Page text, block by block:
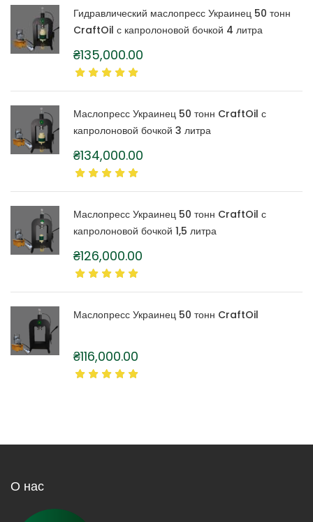
Гидравлический маслопресс Украинец 50 тонн
CraftOil с капролоновой бочкой 4 литра
₴135,000.00
Маслопресс Украинец 50 тонн CraftOil с
капролоновой бочкой 3 литра
₴134,000.00
Маслопресс Украинец 50 тонн CraftOil с
капролоновой бочкой 1,5 литра
₴126,000.00
Маслопресс Украинец 50 тонн CraftOil
₴116,000.00
О нас